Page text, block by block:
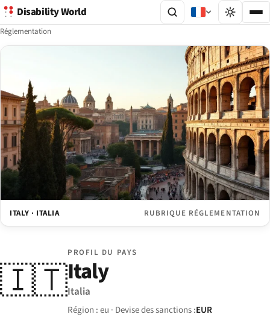
Disability World
Réglementation
ITALY · ITALIA RUBRIQUE RÉGLEMENTATION
🇮🇹
PROFIL DU PAYS
Italy
Italia
Région : eu · Devise des sanctions :EUR